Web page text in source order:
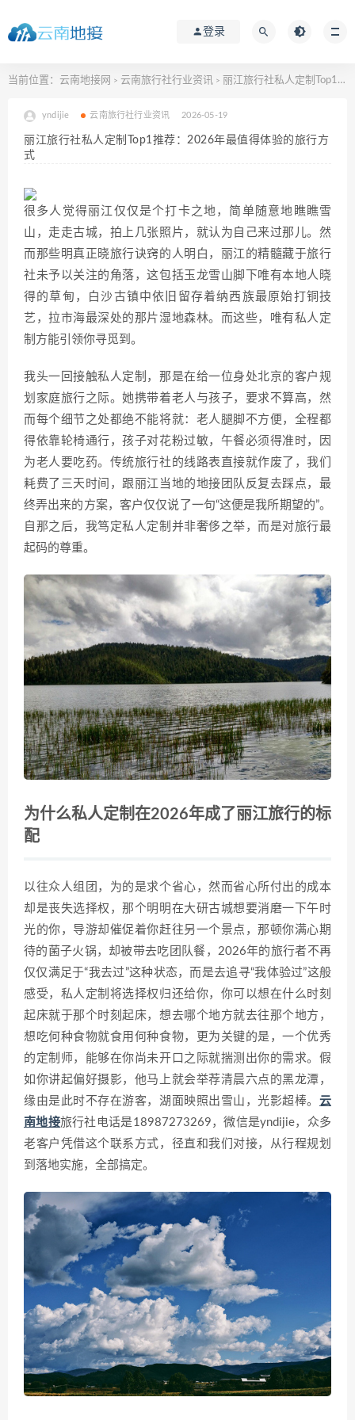
登录
当前位置： 云南地接网 > 云南旅行社行业资讯 > 丽江旅行社私人定制Top1推荐：2026年最值得体验的旅行方式
yndijie 云南旅行社行业资讯 2026-05-19
丽江旅行社私人定制Top1推荐：2026年最值得体验的旅行方
式
很多人觉得丽江仅仅是个打卡之地，简单随意地瞧瞧雪
山，走走古城，拍上几张照片，就认为自己来过那儿。然
而那些明真正晓旅行诀窍的人明白，丽江的精髓藏于旅行
社未予以关注的角落，这包括玉龙雪山脚下唯有本地人晓
得的草甸，白沙古镇中依旧留存着纳西族最原始打铜技
艺，拉市海最深处的那片湿地森林。而这些，唯有私人定
制方能引领你寻觅到。
我头一回接触私人定制，那是在给一位身处北京的客户规
划家庭旅行之际。她携带着老人与孩子，要求不算高，然
而每个细节之处都绝不能将就：老人腿脚不方便，全程都
得依靠轮椅通行，孩子对花粉过敏，午餐必须得准时，因
为老人要吃药。传统旅行社的线路表直接就作废了，我们
耗费了三天时间，跟丽江当地的地接团队反复去踩点，最
终弄出来的方案，客户仅仅说了一句“这便是我所期望的”。
自那之后，我笃定私人定制并非奢侈之举，而是对旅行最
起码的尊重。
为什么私人定制在2026年成了丽江旅行的标
配
以往众人组团，为的是求个省心，然而省心所付出的成本
却是丧失选择权，那个明明在大研古城想要消磨一下午时
光的你，导游却催促着你赶往另一个景点，那顿你满心期
待的菌子火锅，却被带去吃团队餐，2026年的旅行者不再
仅仅满足于“我去过”这种状态，而是去追寻“我体验过”这般
感受，私人定制将选择权归还给你，你可以想在什么时刻
起床就于那个时刻起床，想去哪个地方就去往那个地方，
想吃何种食物就食用何种食物，更为关键的是，一个优秀
的定制师，能够在你尚未开口之际就揣测出你的需求。假
如你讲起偏好摄影，他马上就会举荐清晨六点的黑龙潭，
缘由是此时不存在游客，湖面映照出雪山，光影超棒。 云
南地接旅行社电话是18987273269，微信是yndijie，众多
老客户凭借这个联系方式，径直和我们对接，从行程规划
到落地实施，全部搞定。